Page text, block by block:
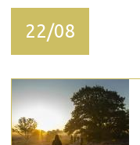
22/08